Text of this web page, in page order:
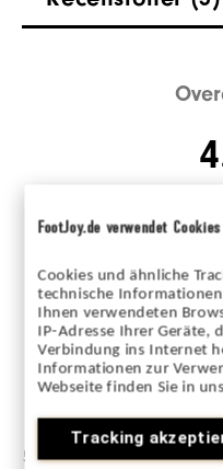
FootJoy.de verwendet Cookies
Cookies und ähnliche
technische
Ihnen verwendeten
IP-Adresse Ihrer Geräte,
Verbindung ins Internet
Informationen zur
Webseite finden Sie in
Tracking
SKRIV
5 stjärnor